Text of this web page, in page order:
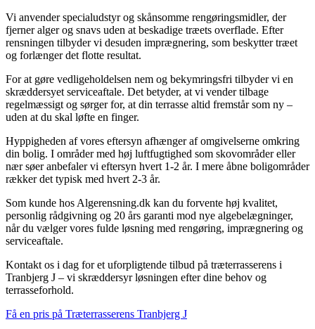
Vi anvender specialudstyr og skånsomme rengøringsmidler, der
fjerner alger og snavs uden at beskadige træets overflade. Efter
rensningen tilbyder vi desuden imprægnering, som beskytter træet
og forlænger det flotte resultat.
For at gøre vedligeholdelsen nem og bekymringsfri tilbyder vi en
skræddersyet serviceaftale. Det betyder, at vi vender tilbage
regelmæssigt og sørger for, at din terrasse altid fremstår som ny –
uden at du skal løfte en finger.
Hyppigheden af vores eftersyn afhænger af omgivelserne omkring
din bolig. I områder med høj luftfugtighed som skovområder eller
nær søer anbefaler vi eftersyn hvert 1-2 år. I mere åbne boligområder
rækker det typisk med hvert 2-3 år.
Som kunde hos Algerensning.dk kan du forvente høj kvalitet,
personlig rådgivning og 20 års garanti mod nye algebelægninger,
når du vælger vores fulde løsning med rengøring, imprægnering og
serviceaftale.
Kontakt os i dag for et uforpligtende tilbud på træterrasserens i
Tranbjerg J – vi skræddersyr løsningen efter dine behov og
terrasseforhold.
Få en pris på Træterrasserens Tranbjerg J